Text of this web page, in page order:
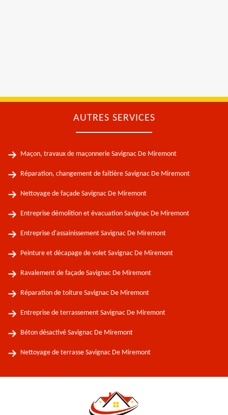
AUTRES SERVICES
Maçon, travaux de maçonnerie Savignac De Miremont
Réparation, changement de faîtière Savignac De Miremont
Nettoyage de façade Savignac De Miremont
Entreprise démolition et évacuation Savignac De Miremont
Entreprise d'assainissement Savignac De Miremont
Peinture et décapage de volet Savignac De Miremont
Ravalement de façade Savignac De Miremont
Réparation de toiture Savignac De Miremont
Entreprise de terrassement Savignac De Miremont
Béton désactivé Savignac De Miremont
Nettoyage de terrasse Savignac De Miremont